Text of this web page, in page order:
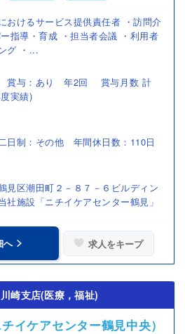
おけるサービス提供責任者 ・訪問介
指導・育成 ・担当者会議 ・利用者
グ ・...
賞与：あり 年2回 賞与月数 計
実績)
日制：その他 年間休日数：110日
見区潮田町２－８７－６ビルディン
施設「ニチイケアセンター鶴見」
へ 求人をキープ
支店(医療，福祉)
イケアセンター鶴見中央）